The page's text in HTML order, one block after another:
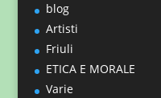
blog
Artisti
Friuli
ETICA E MORALE
Varie